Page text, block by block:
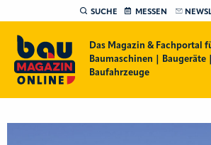
SUCHE MESSEN
Das Magazin & Fachportal
Baumaschinen | Baugeräte |
Baufahrzeuge